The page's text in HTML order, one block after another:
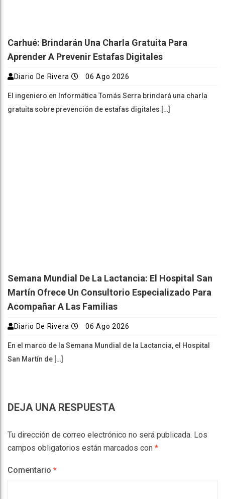
Carhué: Brindarán Una Charla Gratuita Para
Aprender A Prevenir Estafas Digitales
Diario De Rivera 06 Ago 2026
El ingeniero en Informática Tomás Serra brindará una charla
gratuita sobre prevención de estafas digitales […]
Semana Mundial De La Lactancia: El Hospital San
Martín Ofrece Un Consultorio Especializado Para
Acompañar A Las Familias
Diario De Rivera 06 Ago 2026
En el marco de la Semana Mundial de la Lactancia, el Hospital
San Martín de […]
DEJA UNA RESPUESTA
Tu dirección de correo electrónico no será publicada. Los
campos obligatorios están marcados con *
Comentario *